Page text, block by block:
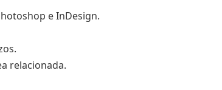
e InDesign.
relacionada.